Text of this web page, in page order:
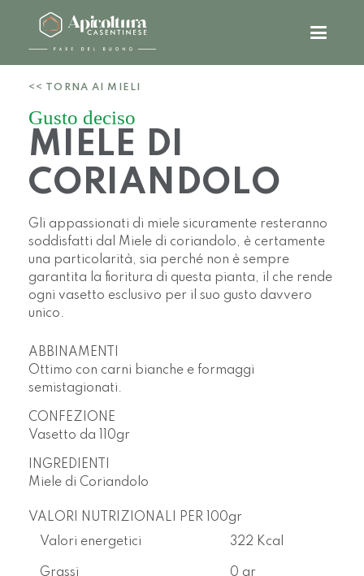
<< TORNA AI MIELI
Gusto deciso
MIELE DI
CORIANDOLO
Gli appassionati di miele sicuramente resteranno
soddisfatti dal Miele di coriandolo, è certamente
una particolarità, sia perché non è sempre
garantita la fioritura di questa pianta, il che rende
ogni vasetto esclusivo per il suo gusto davvero
unico.
ABBINAMENTI
Ottimo con carni bianche e formaggi
semistagionati.
CONFEZIONE
Vasetto da
110gr
INGREDIENTI
Miele di Coriandolo
VALORI NUTRIZIONALI PER 100gr
Valori energetici
322 Kcal
Grassi 0 gr